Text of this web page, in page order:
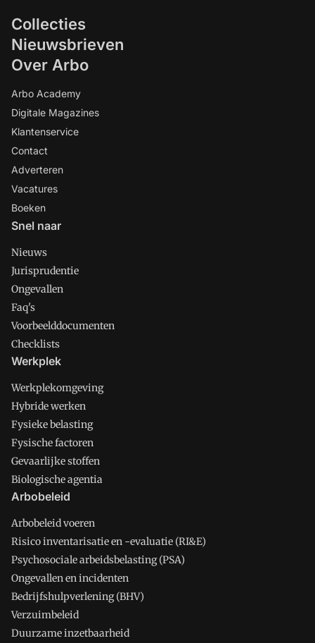
Collecties
Nieuwsbrieven
Over Arbo
Arbo Academy
Digitale Magazines
Klantenservice
Contact
Adverteren
Vacatures
Boeken
Snel naar
Nieuws
Jurisprudentie
Ongevallen
Faq's
Voorbeelddocumenten
Checklists
Werkplek
Werkplekomgeving
Hybride werken
Fysieke belasting
Fysische factoren
Gevaarlijke stoffen
Biologische agentia
Arbobeleid
Arbobeleid voeren
Risico inventarisatie en -evaluatie (RI&E)
Psychosociale arbeidsbelasting (PSA)
Ongevallen en incidenten
Bedrijfshulpverlening (BHV)
Verzuimbeleid
Duurzame inzetbaarheid